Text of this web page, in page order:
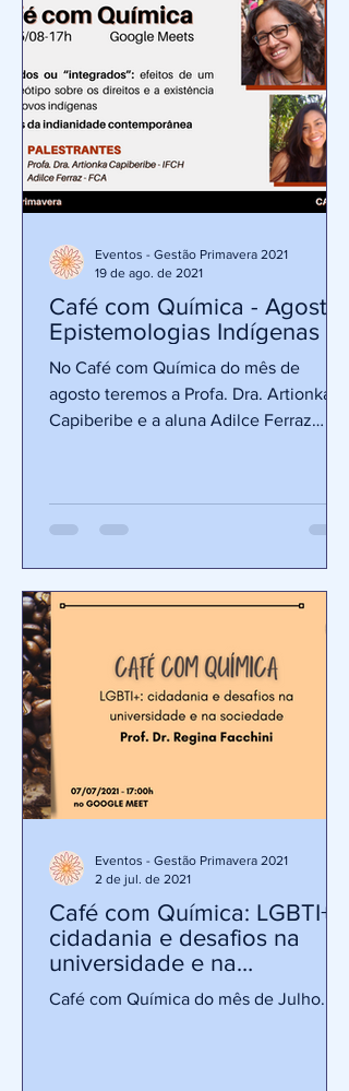
Café com Química - Agosto:
Epistemologias Indígenas
No Café com Química do mês de
agosto teremos a Profa. Dra. Artionka
Capiberibe e a aluna Adilce Ferraz
Eventos - Gestão Primavera 2021
19 de ago. de 2021
Café com Química: LGBTI+:
cidadania e desafios na
universidade e na
sociedade
Café com Química do mês de Julho.
Eventos - Gestão Primavera 2021
2 de jul. de 2021